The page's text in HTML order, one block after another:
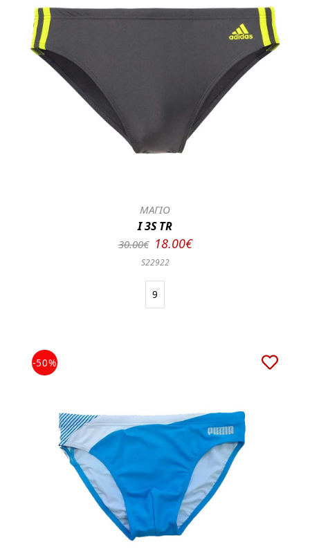
ΜΑΓΙΟ
I 3S TR
30.00€ 18.00€
S22922
9
-50%